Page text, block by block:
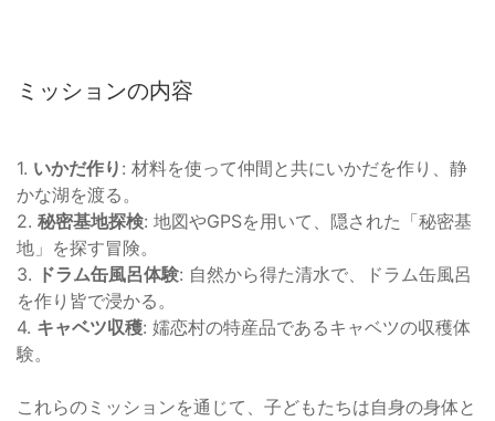
ミッションの内容
1. いかだ作り : 材料を使って仲間と共にいかだを作り、静
かな湖を渡る。
2. 秘密基地探検: 地図やGPSを用いて、隠された「秘密基
地」を探す冒険。
3. ドラム缶風呂体験: 自然から得た清水で、ドラム缶風呂
を作り皆で浸かる。
4. キャベツ収穫: 嬬恋村の特産品であるキャベツの収穫体
験。
これらのミッションを通じて、子どもたちは自身の身体と